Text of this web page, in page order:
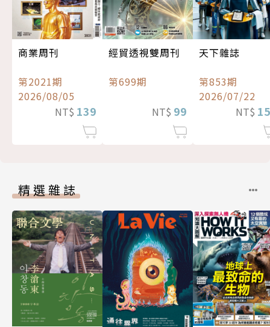
商業周刊
第2021期
2026/08/05
NT$ 139
經貿透視雙周刊
第699期
NT$ 99
天下雜誌
第853期
2026/07/22
NT$
精選雜誌